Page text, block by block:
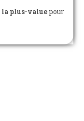
plus-value pour